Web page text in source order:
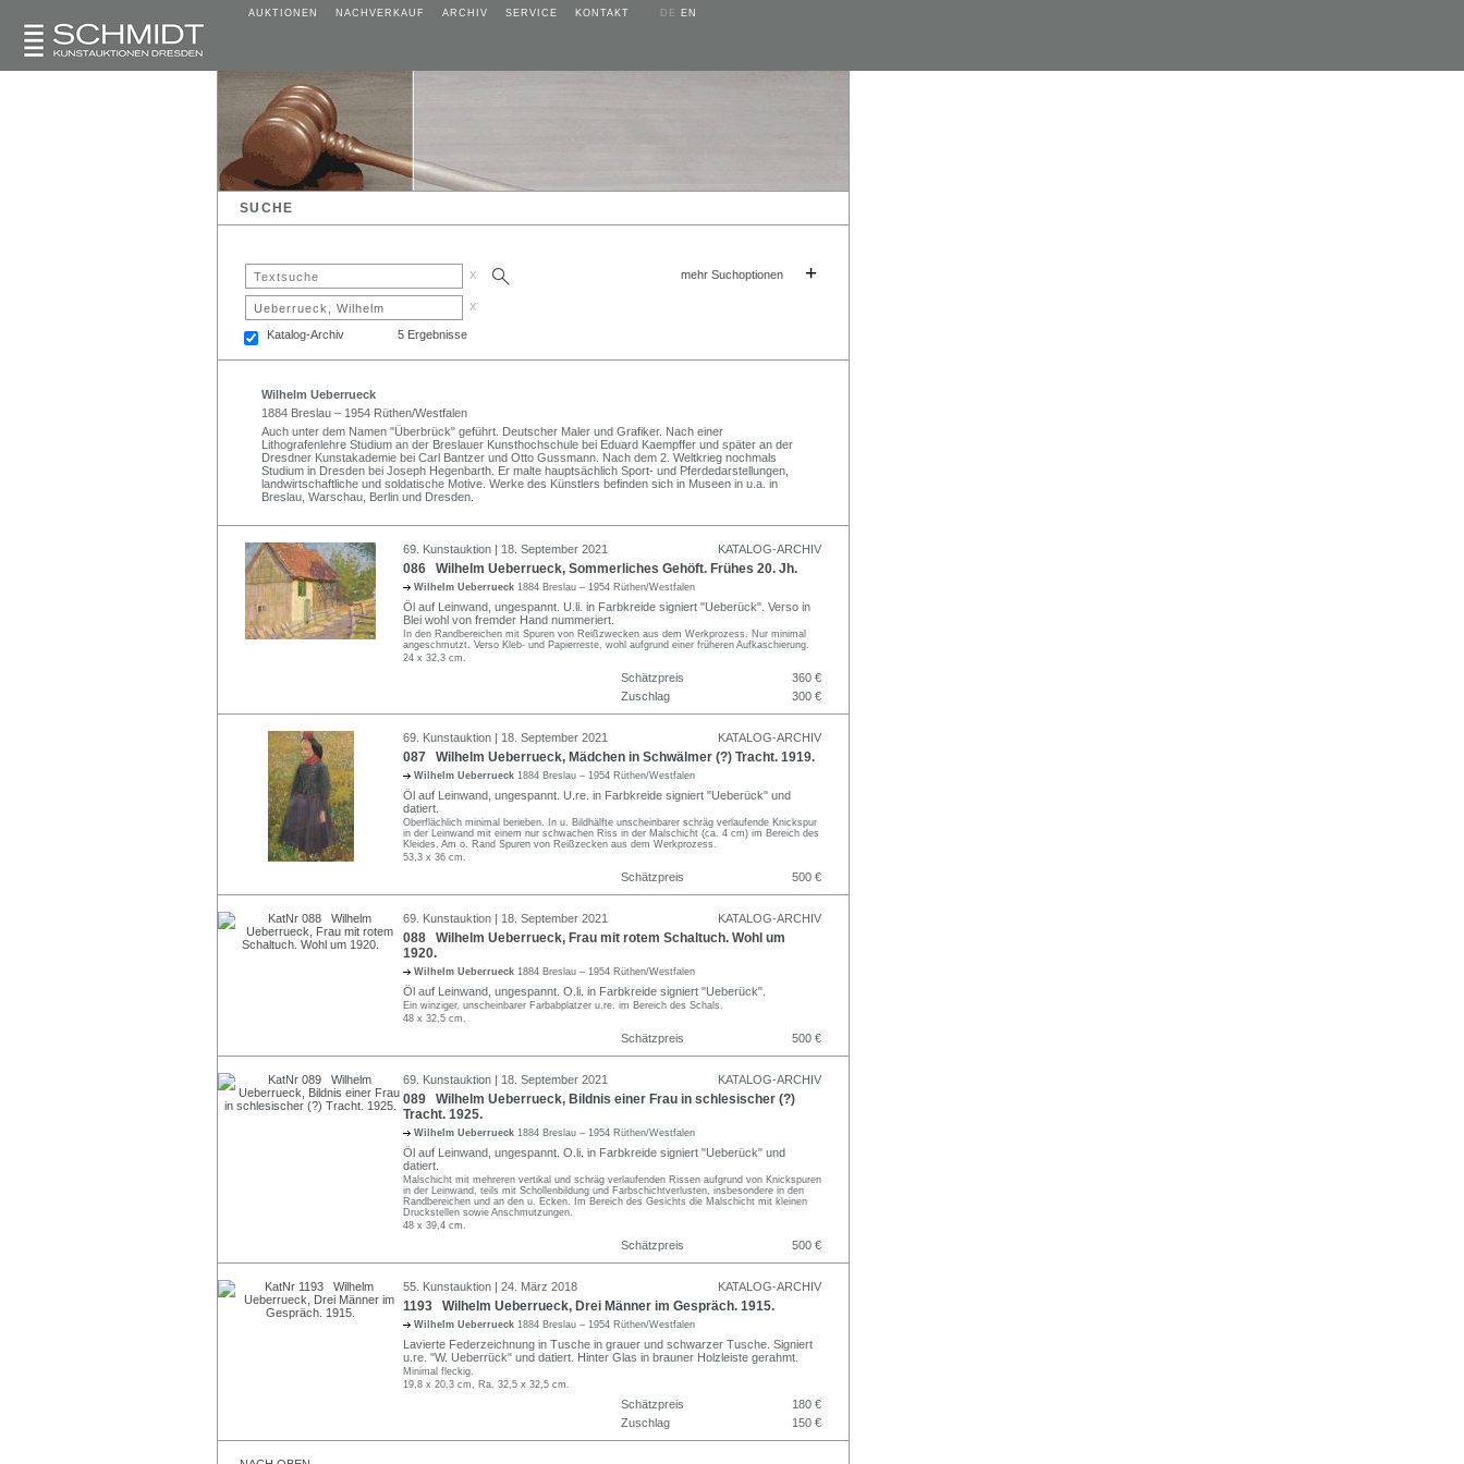
AUKTIONEN NACHVERKAUF ARCHIV SERVICE KONTAKT DE EN
SUCHE
x mehr Suchoptionen +
x
Katalog-Archiv 5 Ergebnisse
Wilhelm Ueberrueck
1884 Breslau – 1954 Rüthen/Westfalen
Auch unter dem Namen "Überbrück" geführt. Deutscher Maler und Grafiker. Nach einer
Lithografenlehre Studium an der Breslauer Kunsthochschule bei Eduard Kaempffer und später an der
Dresdner Kunstakademie bei Carl Bantzer und Otto Gussmann. Nach dem 2. Weltkrieg nochmals
Studium in Dresden bei Joseph Hegenbarth. Er malte hauptsächlich Sport- und Pferdedarstellungen,
landwirtschaftliche und soldatische Motive. Werke des Künstlers befinden sich in Museen in u.a. in
Breslau, Warschau, Berlin und Dresden.
69. Kunstauktion | 18. September 2021 KATALOG-ARCHIV
086 Wilhelm Ueberrueck, Sommerliches Gehöft. Frühes 20. Jh.
Wilhelm Ueberrueck 1884 Breslau – 1954 Rüthen/Westfalen
Öl auf Leinwand, ungespannt. U.li. in Farbkreide signiert "Ueberück". Verso in
Blei wohl von fremder Hand nummeriert.
In den Randbereichen mit Spuren von Reißzwecken aus dem Werkprozess. Nur minimal
angeschmutzt. Verso Kleb- und Papierreste, wohl aufgrund einer früheren Aufkaschierung.
24 x 32,3 cm.
Schätzpreis
360 €
Zuschlag
300 €
69. Kunstauktion | 18. September 2021 KATALOG-ARCHIV
087 Wilhelm Ueberrueck, Mädchen in Schwälmer (?) Tracht. 1919.
Wilhelm Ueberrueck 1884 Breslau – 1954 Rüthen/Westfalen
Öl auf Leinwand, ungespannt. U.re. in Farbkreide signiert "Ueberück" und
datiert.
Oberflächlich minimal berieben. In u. Bildhälfte unscheinbarer schräg verlaufende Knickspur
in der Leinwand mit einem nur schwachen Riss in der Malschicht (ca. 4 cm) im Bereich des
Kleides. Am o. Rand Spuren von Reißzecken aus dem Werkprozess.
53,3 x 36 cm.
Schätzpreis 500 €
69. Kunstauktion | 18. September 2021 KATALOG-ARCHIV
088 Wilhelm Ueberrueck, Frau mit rotem Schaltuch. Wohl um
1920.
Wilhelm Ueberrueck 1884 Breslau – 1954 Rüthen/Westfalen
Öl auf Leinwand, ungespannt. O.li. in Farbkreide signiert "Ueberück".
Ein winziger, unscheinbarer Farbabplatzer u.re. im Bereich des Schals.
48 x 32,5 cm.
Schätzpreis 500 €
69. Kunstauktion | 18. September 2021 KATALOG-ARCHIV
089 Wilhelm Ueberrueck, Bildnis einer Frau in schlesischer (?)
Tracht. 1925.
Wilhelm Ueberrueck 1884 Breslau – 1954 Rüthen/Westfalen
Öl auf Leinwand, ungespannt. O.li. in Farbkreide signiert "Ueberück" und
datiert.
Malschicht mit mehreren vertikal und schräg verlaufenden Rissen aufgrund von Knickspuren
in der Leinwand, teils mit Schollenbildung und Farbschichtverlusten, insbesondere in den
Randbereichen und an den u. Ecken. Im Bereich des Gesichts die Malschicht mit kleinen
Druckstellen sowie Anschmutzungen.
48 x 39,4 cm.
Schätzpreis 500 €
55. Kunstauktion | 24. März 2018 KATALOG-ARCHIV
1193 Wilhelm Ueberrueck, Drei Männer im Gespräch. 1915.
Wilhelm Ueberrueck 1884 Breslau – 1954 Rüthen/Westfalen
Lavierte Federzeichnung in Tusche in grauer und schwarzer Tusche. Signiert
u.re. "W. Ueberrück" und datiert. Hinter Glas in brauner Holzleiste gerahmt.
Minimal fleckig.
19,8 x 20,3 cm, Ra. 32,5 x 32,5 cm.
Schätzpreis
180 €
Zuschlag
150 €